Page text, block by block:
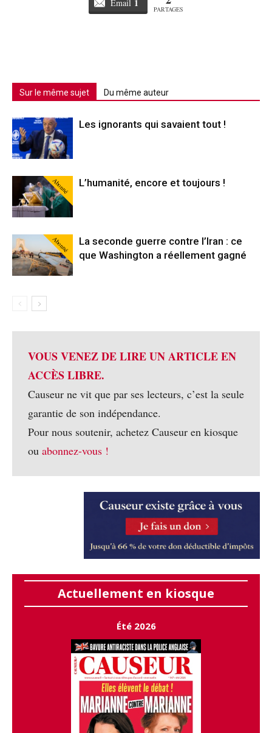
Email
PARTAGES
Sur le même sujet Du même auteur
Les ignorants qui savaient tout !
Abonné L’humanité, encore et toujours !
Abonné
La seconde guerre contre l’Iran : ce
que Washington a réellement gagné
VOUS VENEZ DE LIRE UN ARTICLE EN
ACCÈS LIBRE.
Causeur ne vit que par ses lecteurs, c’est la seule
garantie de son indépendance.
Pour nous soutenir, achetez Causeur en kiosque
ou abonnez-vous !
Actuellement en kiosque
Été 2026